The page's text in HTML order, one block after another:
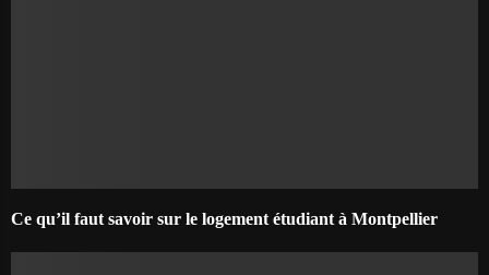
Ce qu’il faut savoir sur le logement étudiant à Montpellier